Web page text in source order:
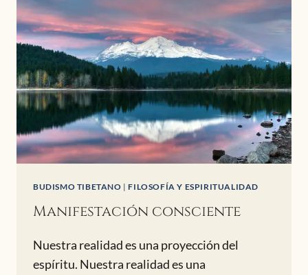
|
CHAMANISMO
BUDISMO TIBETANO |FILOSOFÍA Y ESPIRITUALIDAD
Manifestación consciente
Nuestra realidad es una proyección del
espíritu. Nuestra realidad es una